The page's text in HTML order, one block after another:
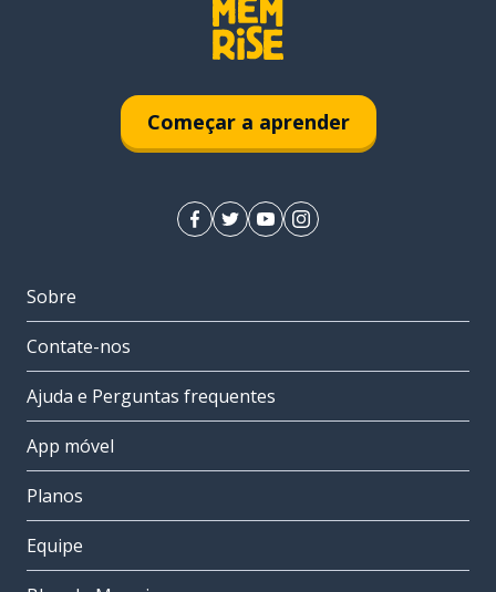
Começar a aprender
Sobre
Contate-nos
Ajuda e Perguntas frequentes
App móvel
Planos
Equipe